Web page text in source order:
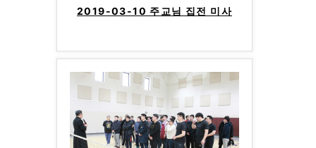
2019-03-10 주교님 집전 미사